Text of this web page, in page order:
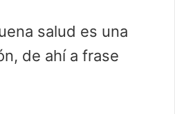
salud es una
de ahí a frase